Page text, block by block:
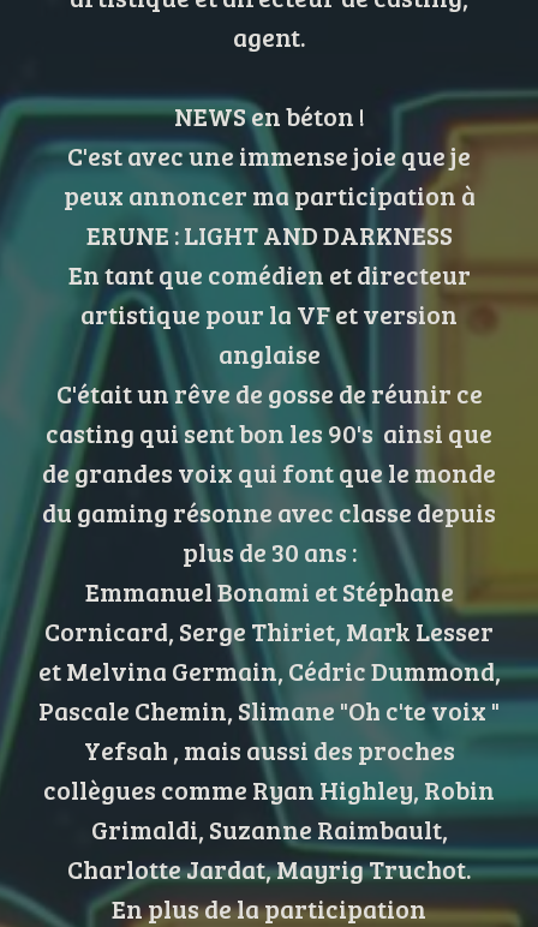
agent.
NEWS en béton !
C'est avec une immense joie que je
peux annoncer ma participation à
ERUNE : LIGHT AND DARKNESS
En tant que comédien et directeur
artistique pour la VF et version
anglaise
C'était un rêve de gosse de réunir ce
casting qui sent bon les 90's ainsi que
de grandes voix qui font que le monde
du gaming résonne avec classe depuis
plus de 30 ans :
Emmanuel Bonami et Stéphane
Cornicard, Serge Thiriet, Mark Lesser
et Melvina Germain, Cédric Dummond,
Pascale Chemin, Slimane "Oh c'te voix "
Yefsah , mais aussi des proches
collègues comme Ryan Highley, Robin
Grimaldi, Suzanne Raimbault,
Charlotte Jardat, Mayrig Truchot.
En plus de la participation